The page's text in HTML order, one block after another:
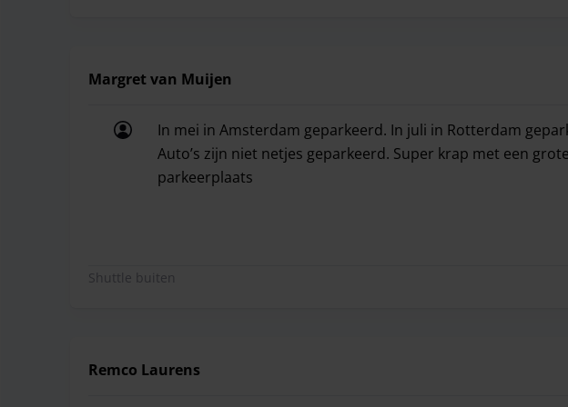
Margret van Muijen
In mei in Amsterdam geparkeerd. In juli in Rotterdam
Auto’s zijn niet netjes geparkeerd. Super krap met een
parkeerplaats
Shuttle buiten
Remco Laurens